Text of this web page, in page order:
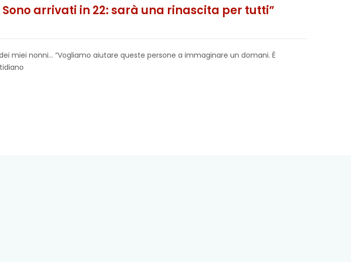
arrivati in 22: sarà una rinascita per tutti”
miei nonni… “Vogliamo aiutare queste persone a immaginare un domani. È